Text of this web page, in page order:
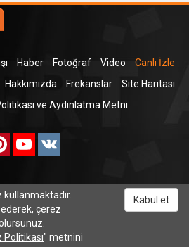
Haber Fotoğraf Video
Canlı İzle
Hakkımızda Frekanslar
Site Haritası
ve Aydınlatma Metni
PinterestYouTube
çerez
Politikası" metnini
Kabul et